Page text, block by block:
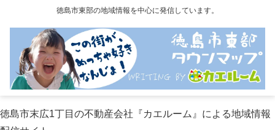
徳島市東部の地域情報を中心に発信しています。
徳島市末広1丁目の不動産会社『カエルーム』による地域情報